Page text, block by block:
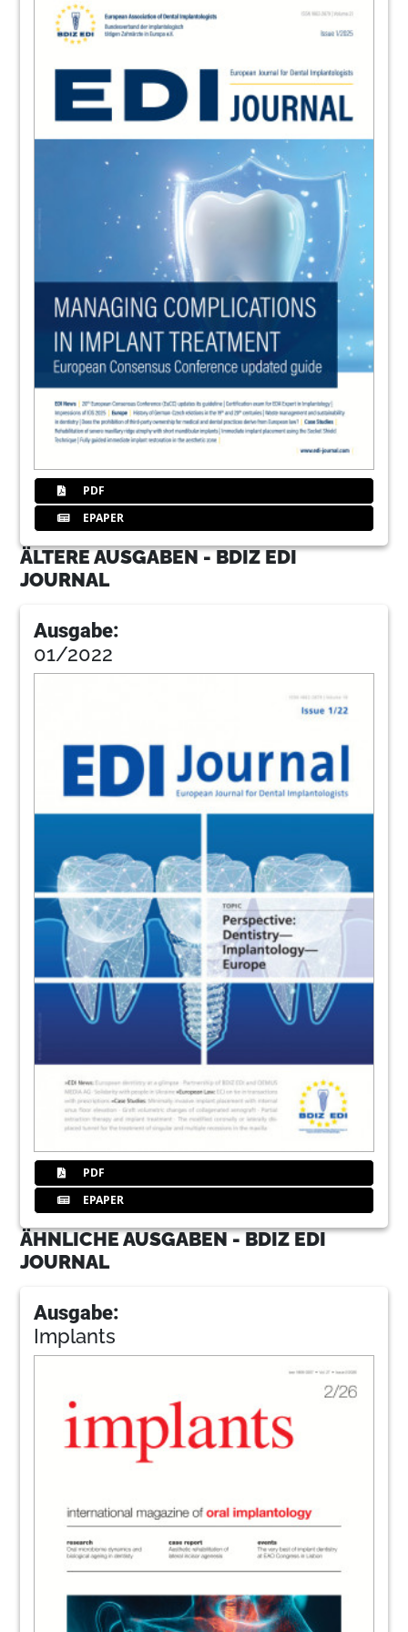
EDI Journal – Information for authors
ZWP online
bredent medical GmbH & Co. KG
PDF
EPAPER
ÄLTERE AUSGABEN - BDIZ EDI
JOURNAL
Ausgabe:
01/2022
PDF
EPAPER
ÄHNLICHE AUSGABEN - BDIZ EDI
JOURNAL
Ausgabe:
Implants